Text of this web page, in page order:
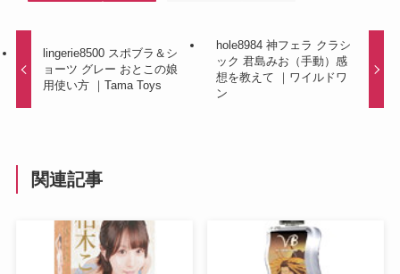
lingerie8500 スポブラ＆シ
ョーツ グレー おとこの娘
用使い方 ｜Tama Toys
hole8984 神フェラ クラシ
ック 君島みお（手動）感
想を教えて ｜ワイルドワ
ン
関連記事